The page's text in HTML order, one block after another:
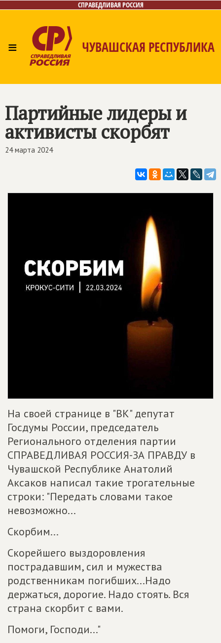
СПРАВЕДЛИВАЯ РОССИЯ
≡ ЧУВАШСКАЯ РЕСПУБЛИКА
Партийные лидеры и
активисты скорбят
24 марта 2024
На своей странице в "ВК" депутат
Госдумы России, председатель
Регионального отделения партии
СПРАВЕДЛИВАЯ РОССИЯ-ЗА ПРАВДУ в
Чувашской Республике Анатолий
Аксаков написал такие трогательные
строки: "Передать словами такое
невозможно...
Скорбим...
Скорейшего выздоровления
пострадавшим, сил и мужества
родственникам погибших...Надо
держаться, дорогие. Надо стоять. Вся
страна скорбит с вами.
Помоги, Господи..."